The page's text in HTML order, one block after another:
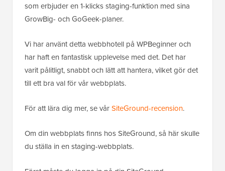
som erbjuder en 1-klicks staging-funktion med sina
GrowBig- och GoGeek-planer.
Vi har använt detta webbhotell på WPBeginner och
har haft en fantastisk upplevelse med det. Det har
varit pålitligt, snabbt och lätt att hantera, vilket gör det
till ett bra val för vår webbplats.
För att lära dig mer, se vårSiteGround-recension.
Om din webbplats finns hos SiteGround, så här skulle
du ställa in en staging-webbplats.